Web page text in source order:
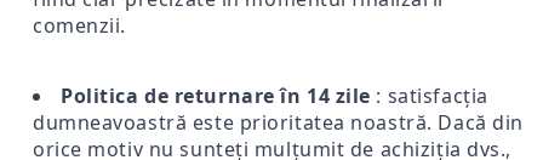
comenzii.
Politica de returnare în 14 zile : satisfacția
dumneavoastră este prioritatea noastră. Dacă din
orice motiv nu sunteți mulțumit de achiziția dvs.,